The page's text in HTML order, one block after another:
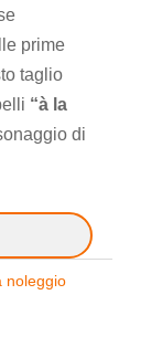
prime
taglio
“à la
di
noleggio